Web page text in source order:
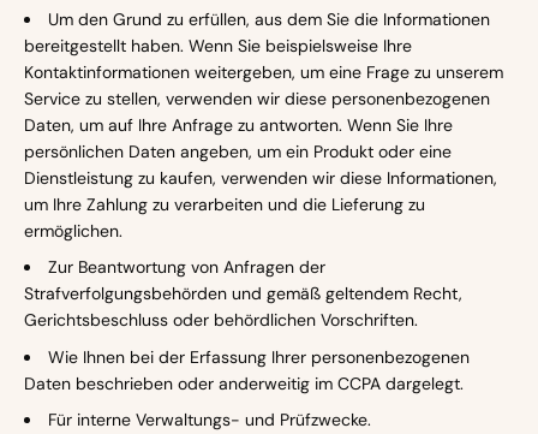
Um den Grund zu erfüllen, aus dem Sie die Informationen
bereitgestellt haben. Wenn Sie beispielsweise Ihre
Kontaktinformationen weitergeben, um eine Frage zu unserem
Service zu stellen, verwenden wir diese personenbezogenen
Daten, um auf Ihre Anfrage zu antworten. Wenn Sie Ihre
persönlichen Daten angeben, um ein Produkt oder eine
Dienstleistung zu kaufen, verwenden wir diese Informationen,
um Ihre Zahlung zu verarbeiten und die Lieferung zu
ermöglichen.
Zur Beantwortung von Anfragen der
Strafverfolgungsbehörden und gemäß geltendem Recht,
Gerichtsbeschluss oder behördlichen Vorschriften.
Wie Ihnen bei der Erfassung Ihrer personenbezogenen
Daten beschrieben oder anderweitig im CCPA dargelegt.
Für interne Verwaltungs- und Prüfzwecke.